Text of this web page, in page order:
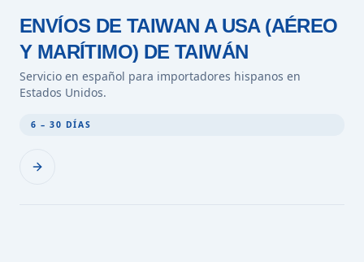
ENVÍOS DE TAIWAN A USA (AÉREO
Y MARÍTIMO) DE TAIWÁN
Servicio en español para importadores hispanos en
Estados Unidos.
6 – 30 DÍAS